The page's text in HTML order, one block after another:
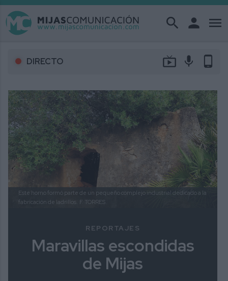
search person menu
DIRECTO live_tv mic phone_android
Este horno formó parte de un pequeño complejo industrial dedicado a la
fabricación de ladrillos. F. TORRES.
REPORTAJES
Maravillas escondidas
de Mijas